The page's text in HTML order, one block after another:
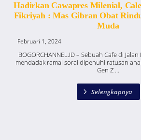
Hadirkan Cawapres Milenial,
Fikriyah : Mas Gibran Obat
Muda
Februari 1, 2024
BOGORCHANNEL.ID – Sebuah Cafe di
mendadak ramai sorai dipenuhi ratusan
Gen Z ...
Selengkapnya